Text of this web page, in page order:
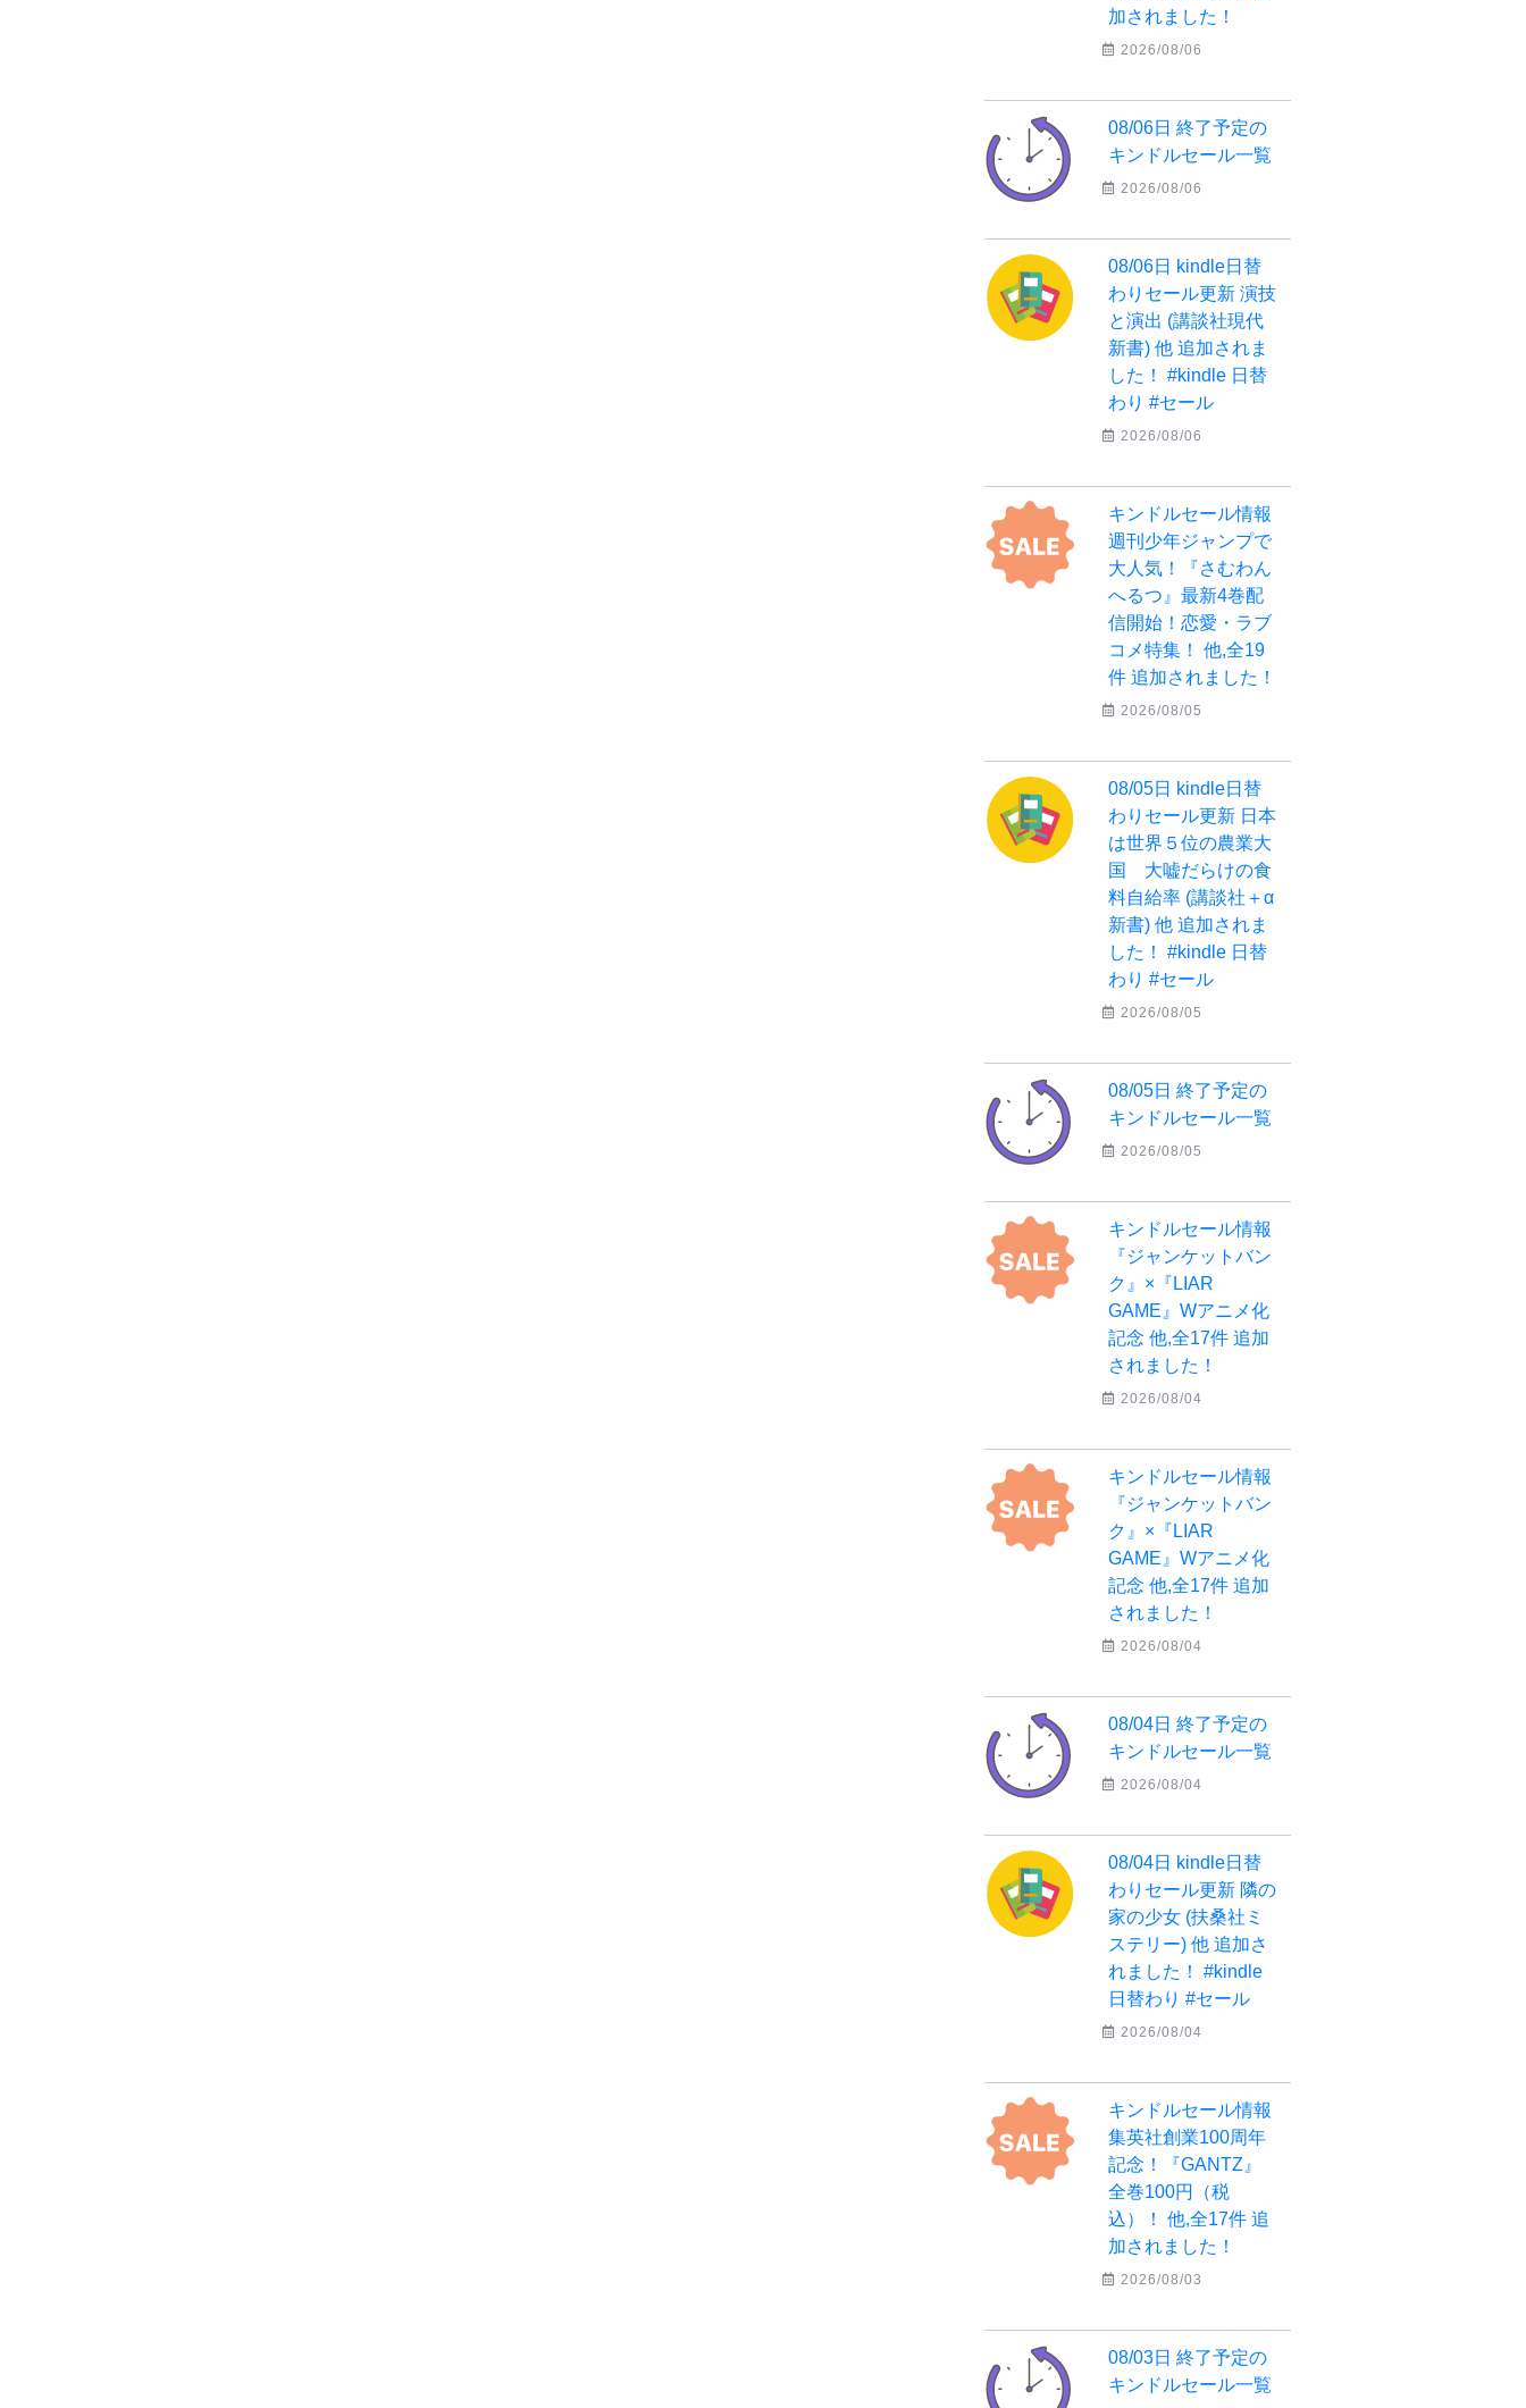
加されました！
2026/08/06
08/06日 終了予定の
キンドルセール一覧
2026/08/06
08/06日 kindle日替
わりセール更新 演技
と演出 (講談社現代
新書) 他 追加されま
した！ #kindle 日替
わり #セール
2026/08/06
キンドルセール情報
週刊少年ジャンプで
大人気！『さむわん
へるつ』最新4巻配
信開始！恋愛・ラブ
コメ特集！ 他,全19
件 追加されました！
2026/08/05
08/05日 kindle日替
わりセール更新 日本
は世界５位の農業大
国 大嘘だらけの食
料自給率 (講談社＋α
新書) 他 追加されま
した！ #kindle 日替
わり #セール
2026/08/05
08/05日 終了予定の
キンドルセール一覧
2026/08/05
キンドルセール情報
『ジャンケットバン
ク』×『LIAR
GAME』Wアニメ化
記念 他,全17件 追加
されました！
2026/08/04
キンドルセール情報
『ジャンケットバン
ク』×『LIAR
GAME』Wアニメ化
記念 他,全17件 追加
されました！
2026/08/04
08/04日 終了予定の
キンドルセール一覧
2026/08/04
08/04日 kindle日替
わりセール更新 隣の
家の少女 (扶桑社ミ
ステリー) 他 追加さ
れました！ #kindle
日替わり #セール
2026/08/04
キンドルセール情報
集英社創業100周年
記念！『GANTZ』
全巻100円（税
込）！ 他,全17件 追
加されました！
2026/08/03
08/03日 終了予定の
キンドルセール一覧